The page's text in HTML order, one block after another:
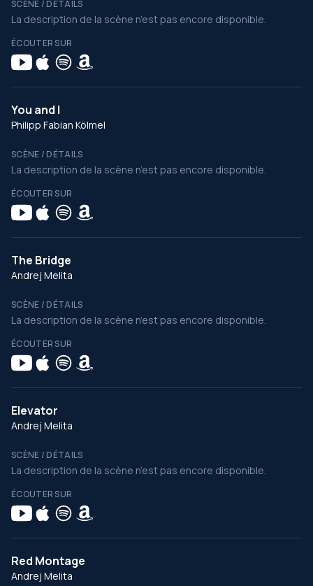
SCÈNE / DÉTAILS
La description de la scène n’est pas encore disponible.
ÉCOUTER SUR
You and I
Philipp Fabian Kölmel
SCÈNE / DÉTAILS
La description de la scène n’est pas encore disponible.
ÉCOUTER SUR
The Bridge
Andrej Melita
SCÈNE / DÉTAILS
La description de la scène n’est pas encore disponible.
ÉCOUTER SUR
Elevator
Andrej Melita
SCÈNE / DÉTAILS
La description de la scène n’est pas encore disponible.
ÉCOUTER SUR
Red Montage
Andrej Melita